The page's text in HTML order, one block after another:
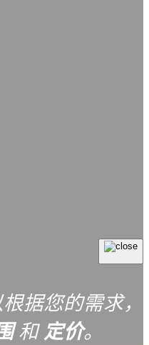
据您的需求，
和定价。